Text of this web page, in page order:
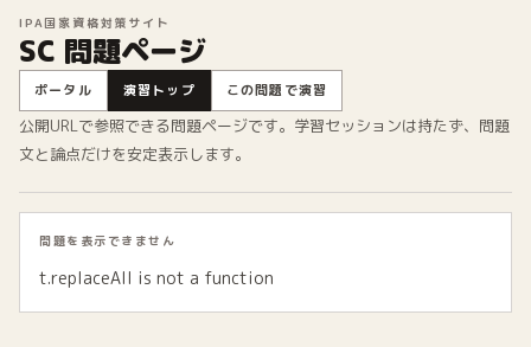
IPA国家資格対策サイト
SC 問題ページ
ポータル 演習トップ この問題で演習
公開URLで参照できる問題ページです。学習セッションは持たず、問題
文と論点だけを安定表示します。
問題を表示できません
t.replaceAll is not a function